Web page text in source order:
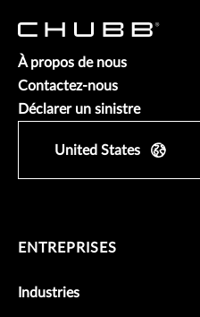
À propos de nous
Contactez-nous
Déclarer un sinistre
United States
ENTREPRISES
Industries